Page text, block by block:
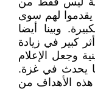
يقدموا لهم سوى
وبينا أيضا
كبير في زيادة
وجعل الإعلام
يحدث في غزة.
الأهداف من